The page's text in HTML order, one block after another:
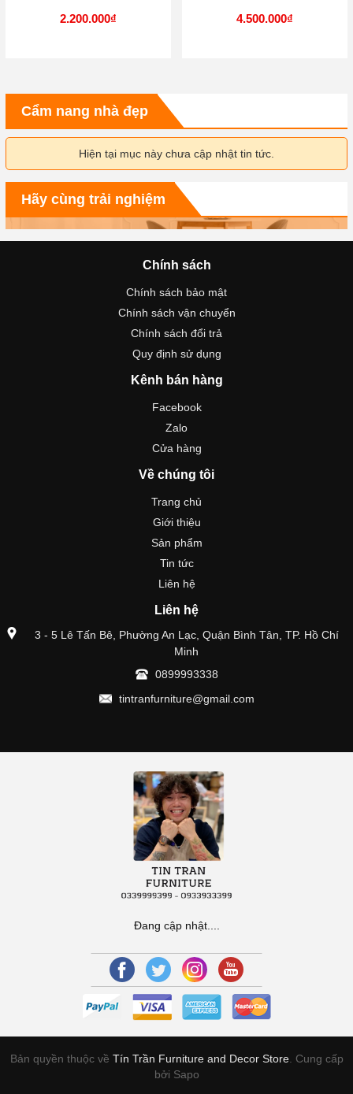
2.200.000₫ 4.500.000₫
Cẩm nang nhà đẹp
Hiện tại mục này chưa cập nhật tin tức.
Hãy cùng trải nghiệm
Chính sách
Chính sách bảo mật
Chính sách vận chuyển
Chính sách đổi trả
Quy định sử dụng
Kênh bán hàng
Facebook
Zalo
Cửa hàng
Về chúng tôi
Trang chủ
Giới thiệu
Sản phẩm
Tin tức
Liên hệ
Liên hệ
3 - 5 Lê Tấn Bê, Phường An Lạc, Quận Bình Tân, TP. Hồ Chí
Minh
0899993338
tintranfurniture@gmail.com
Đang cập nhật....
Bản quyền thuộc về Tín Trần Furniture and Decor Store. Cung cấp
bởi Sapo